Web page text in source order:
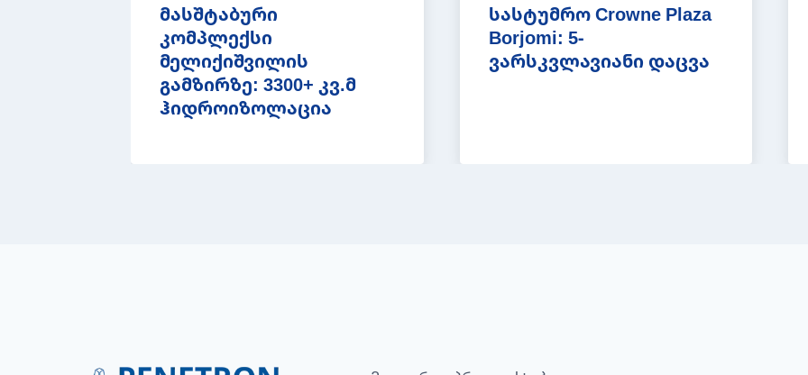
მასშტაბური
კომპლექსი
მელიქიშვილის
გამზირზე: 3300+ კვ.მ
ჰიდროიზოლაცია
სასტუმრო Crowne Plaza
Borjomi: 5-
ვარსკვლავიანი დაცვა